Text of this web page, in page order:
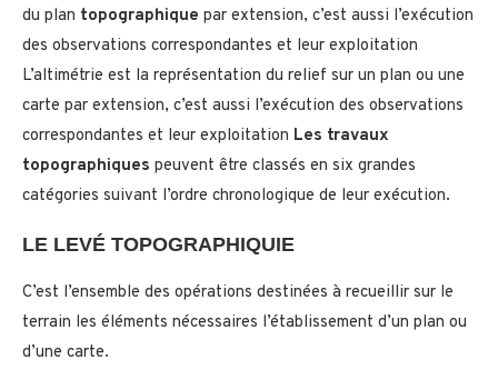
du plan topographique par extension, c’est aussi l’exécution
des observations correspondantes et leur exploitation
L’altimétrie est la représentation du relief sur un plan ou une
carte par extension, c’est aussi l’exécution des observations
correspondantes et leur exploitation Les travaux
topographiques peuvent être classés en six grandes
catégories suivant l’ordre chronologique de leur exécution.
LE LEVÉ TOPOGRAPHIQUIE
C’est l’ensemble des opérations destinées à recueillir sur le
terrain les éléments nécessaires l’établissement d’un plan ou
d’une carte.